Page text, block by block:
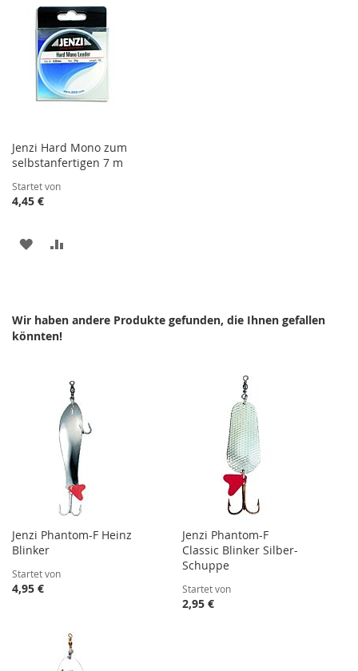
HINZUFÜGEN
HINZUFÜGEN
Jenzi Hard Mono zum
selbstanfertigen 7 m
Startet von
4,45 €
ZUR
Wir haben andere Produkte gefunden, die Ihnen gefallen
könnten!
Jenzi Phantom-F Heinz
Blinker
Startet von
4,95 €
Jenzi Phantom-F
Classic Blinker Silber-
Schuppe
Startet von
2,95 €